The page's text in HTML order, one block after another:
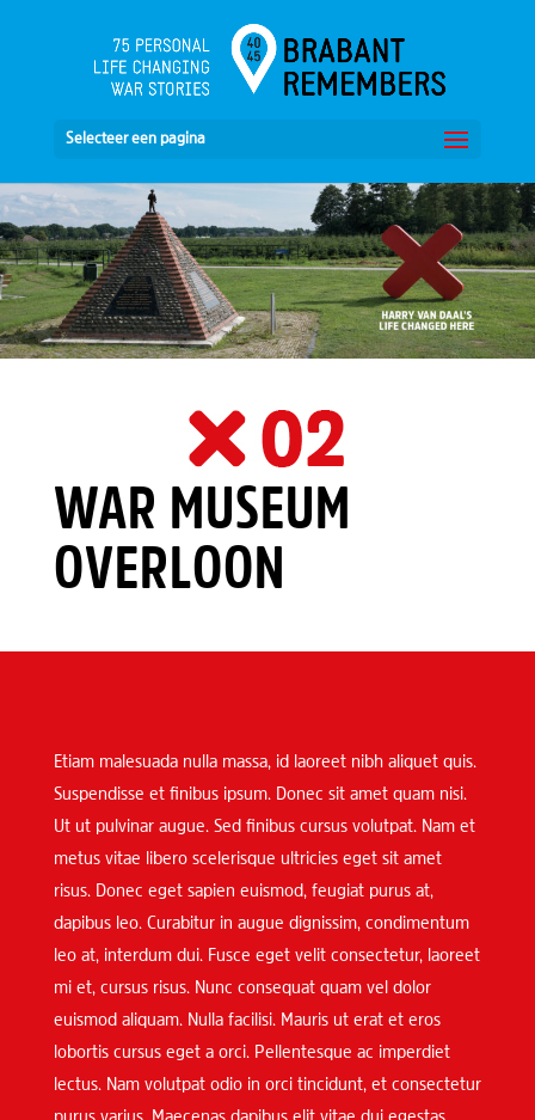
Selecteer een pagina
WAR MUSEUM
OVERLOON
Etiam malesuada nulla massa, id laoreet nibh aliquet quis.
Suspendisse et finibus ipsum. Donec sit amet quam nisi.
Ut ut pulvinar augue. Sed finibus cursus volutpat. Nam et
metus vitae libero scelerisque ultricies eget sit amet
risus. Donec eget sapien euismod, feugiat purus at,
dapibus leo. Curabitur in augue dignissim, condimentum
leo at, interdum dui. Fusce eget velit consectetur, laoreet
mi et, cursus risus. Nunc consequat quam vel dolor
euismod aliquam. Nulla facilisi. Mauris ut erat et eros
lobortis cursus eget a orci. Pellentesque ac imperdiet
lectus. Nam volutpat odio in orci tincidunt, et consectetur